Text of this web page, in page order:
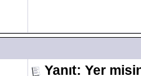
Yanıt: Yer